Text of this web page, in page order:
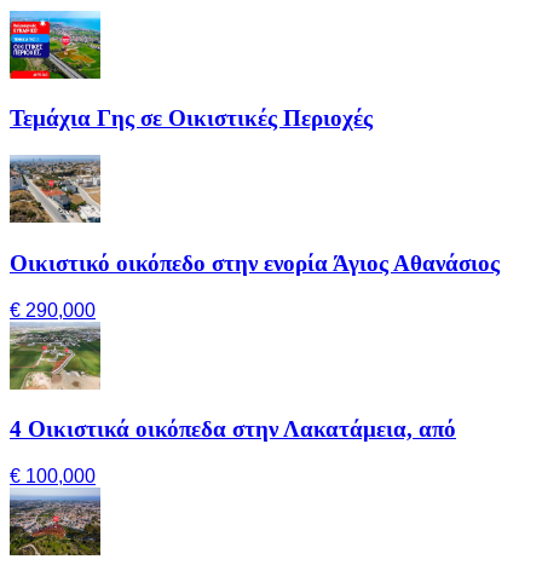
Τεμάχια Γης σε Οικιστικές Περιοχές
Οικιστικό οικόπεδο στην ενορία Άγιος Αθανάσιος
€ 290,000
4 Οικιστικά οικόπεδα στην Λακατάμεια, από
€ 100,000